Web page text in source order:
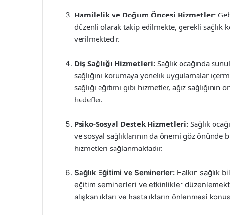
Hamilelik ve Doğum Öncesi Hizmetler:
düzenli olarak takip edilmekte, gerekli sağlık
verilmektedir.
Diş Sağlığı Hizmetleri: Sağlık ocağında
sağlığını korumaya yönelik uygulamalar
sağlığı eğitimi gibi hizmetler, ağız
hedefler.
Psiko-Sosyal Destek Hizmetleri: Sağlık
ve sosyal sağlıklarının da önemi göz
hizmetleri sağlanmaktadır.
Sağlık Eğitimi ve Seminerler: Halkın sağlık
eğitim seminerleri ve etkinlikler
alışkanlıkları ve hastalıkların önlenmesi